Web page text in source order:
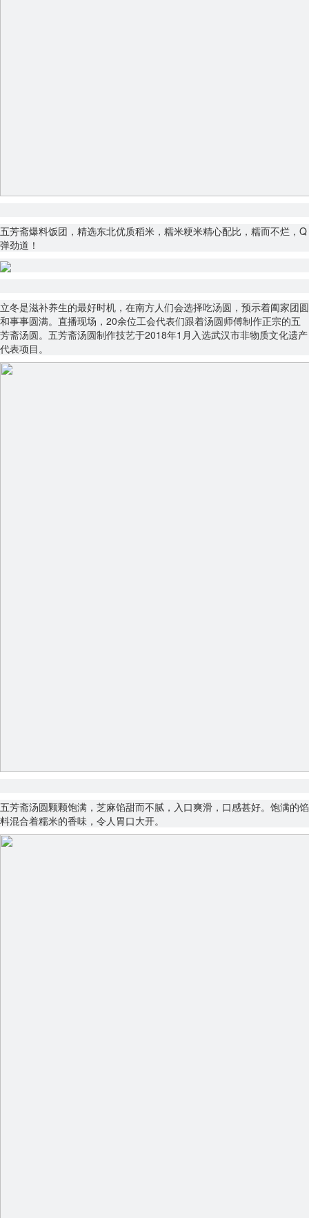
五芳斋爆料饭团，精选东北优质稻米，糯米粳米精心配比，糯而不烂，Q
弹劲道！
立冬是滋补养生的最好时机，在南方人们会选择吃汤圆，预示着阖家团圆
和事事圆满。直播现场，20余位工会代表们跟着汤圆师傅制作正宗的五
芳斋汤圆。五芳斋汤圆制作技艺于2018年1月入选武汉市非物质文化遗产
代表项目。
五芳斋汤圆颗颗饱满，芝麻馅甜而不腻，入口爽滑，口感甚好。饱满的馅
料混合着糯米的香味，令人胃口大开。